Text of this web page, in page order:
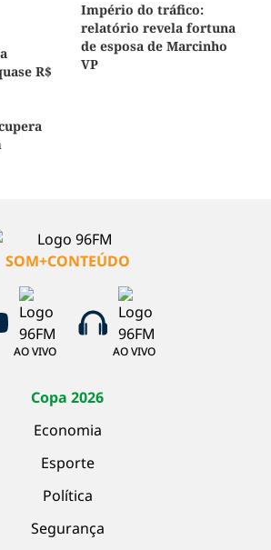
R$
Império do tráfico:
relatório revela fortuna
de esposa de Marcinho
VP
SOM+CONTEÚDO
AO VIVO AO VIVO
Copa 2026
Economia
Esporte
Política
Segurança